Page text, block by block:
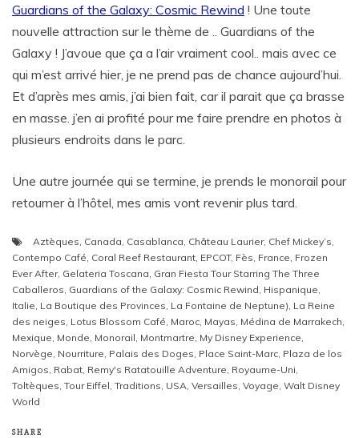
Guardians of the Galaxy: Cosmic Rewind ! Une toute
nouvelle attraction sur le thème de .. Guardians of the
Galaxy ! J’avoue que ça a l’air vraiment cool.. mais avec ce
qui m’est arrivé hier, je ne prend pas de chance aujourd’hui.
Et d’après mes amis, j’ai bien fait, car il parait que ça brasse
en masse. j’en ai profité pour me faire prendre en photos à
plusieurs endroits dans le parc.
Une autre journée qui se termine, je prends le monorail pour
retourner à l’hôtel, mes amis vont revenir plus tard.
Aztèques Canada Casablanca Château Laurier, Chef Mickey’s
Contempo Café Coral Reef Restaurant EPCOT, Fès France Frozen
Ever After, Gelateria Toscana Gran Fiesta Tour Starring The Three
Caballeros Guardians of the Galaxy: Cosmic Rewind Hispanique
Italie La Boutique des Provinces La Fontaine de Neptune) La Reine
des neiges Lotus Blossom Café Maroc Mayas Médina de Marrakech
Mexique Monde Monorail Montmartre My Disney Experience
Norvège Nourriture Palais des Doges Place Saint-Marc Plaza de los
Amigos Rabat Remy's Ratatouille Adventure Royaume-Uni
Toltèques Tour Eiffel Traditions USA Versailles Voyage Walt Disney
World
SHARE